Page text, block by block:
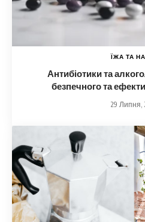
ЇЖА ТА
Антибіотики та
безпечного та
29 Липня,